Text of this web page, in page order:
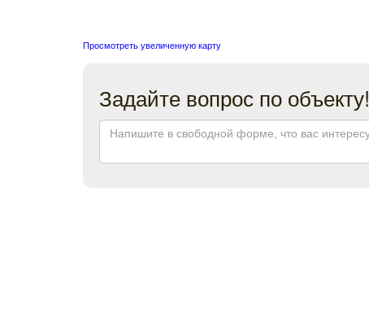
Просмотреть увеличенную карту
Задайте вопрос по объекту!